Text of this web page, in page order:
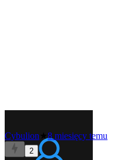
Cybulion ★8 miesięcy temu
2